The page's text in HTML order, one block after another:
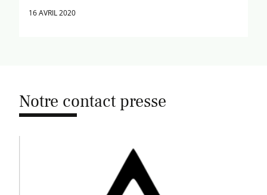
16 AVRIL 2020
Notre contact presse